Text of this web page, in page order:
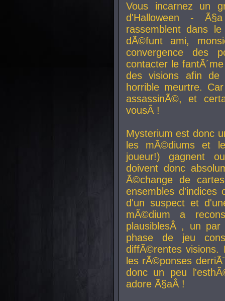
Vous incarnez un
d'Halloween -
rassemblent dans
dÃ©funt ami,
convergence des
contacter le
des visions afin
horrible meurtre.
assassinÃ©, et
vousÂ !
Mysterium est donc
les mÃ©diums et
joueur!) gagnent
doivent donc
Ã©change de
ensembles d'indices
d'un suspect et
mÃ©dium a
plausiblesÂ , un par
phase de jeu
diffÃ©rentes visions.
les rÃ©ponses
donc un peu
adore Ã§aÂ !